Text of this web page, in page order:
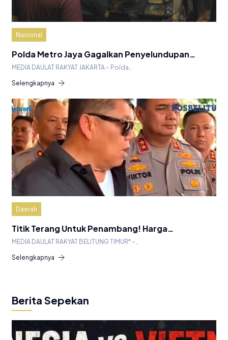
Nasional
Polda Metro Jaya Gagalkan Penyelundupan…
MEDIA DAULAT RAKYAT JAKARTA – Polda…
Selengkapnya
Daerah
Titik Terang Untuk Penambang! Harga…
MEDIA DAULAT RAKYAT BELITUNG TIMUR* –…
Selengkapnya
Berita Sepekan